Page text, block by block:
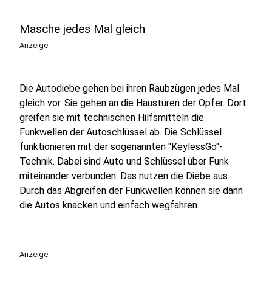
Masche jedes Mal gleich
Anzeige
Die Autodiebe gehen bei ihren Raubzügen jedes Mal
gleich vor. Sie gehen an die Haustüren der Opfer. Dort
greifen sie mit technischen Hilfsmitteln die
Funkwellen der Autoschlüssel ab. Die Schlüssel
funktionieren mit der sogenannten "KeylessGo"-
Technik. Dabei sind Auto und Schlüssel über Funk
miteinander verbunden. Das nutzen die Diebe aus.
Durch das Abgreifen der Funkwellen können sie dann
die Autos knacken und einfach wegfahren.
Anzeige